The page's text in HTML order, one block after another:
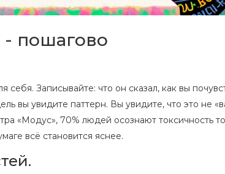
- пошагово
Записывайте: что он сказал, как вы
вы увидите паттерн. Вы увидите, что это не
«Модус», 70% людей осознают токсичность
всё становится яснее.